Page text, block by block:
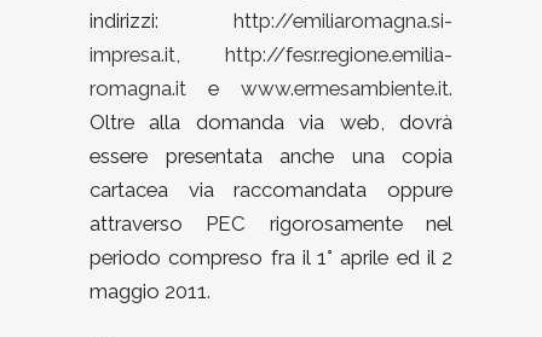
indirizzi: http://emiliaromagna.si-
impresa.it, http://fesr.regione.emilia-
romagna.it e www.ermesambiente.it.
Oltre alla domanda via web, dovrà
essere presentata anche una copia
cartacea via raccomandata oppure
attraverso PEC rigorosamente nel
periodo compreso fra il 1° aprile ed il 2
maggio 2011.